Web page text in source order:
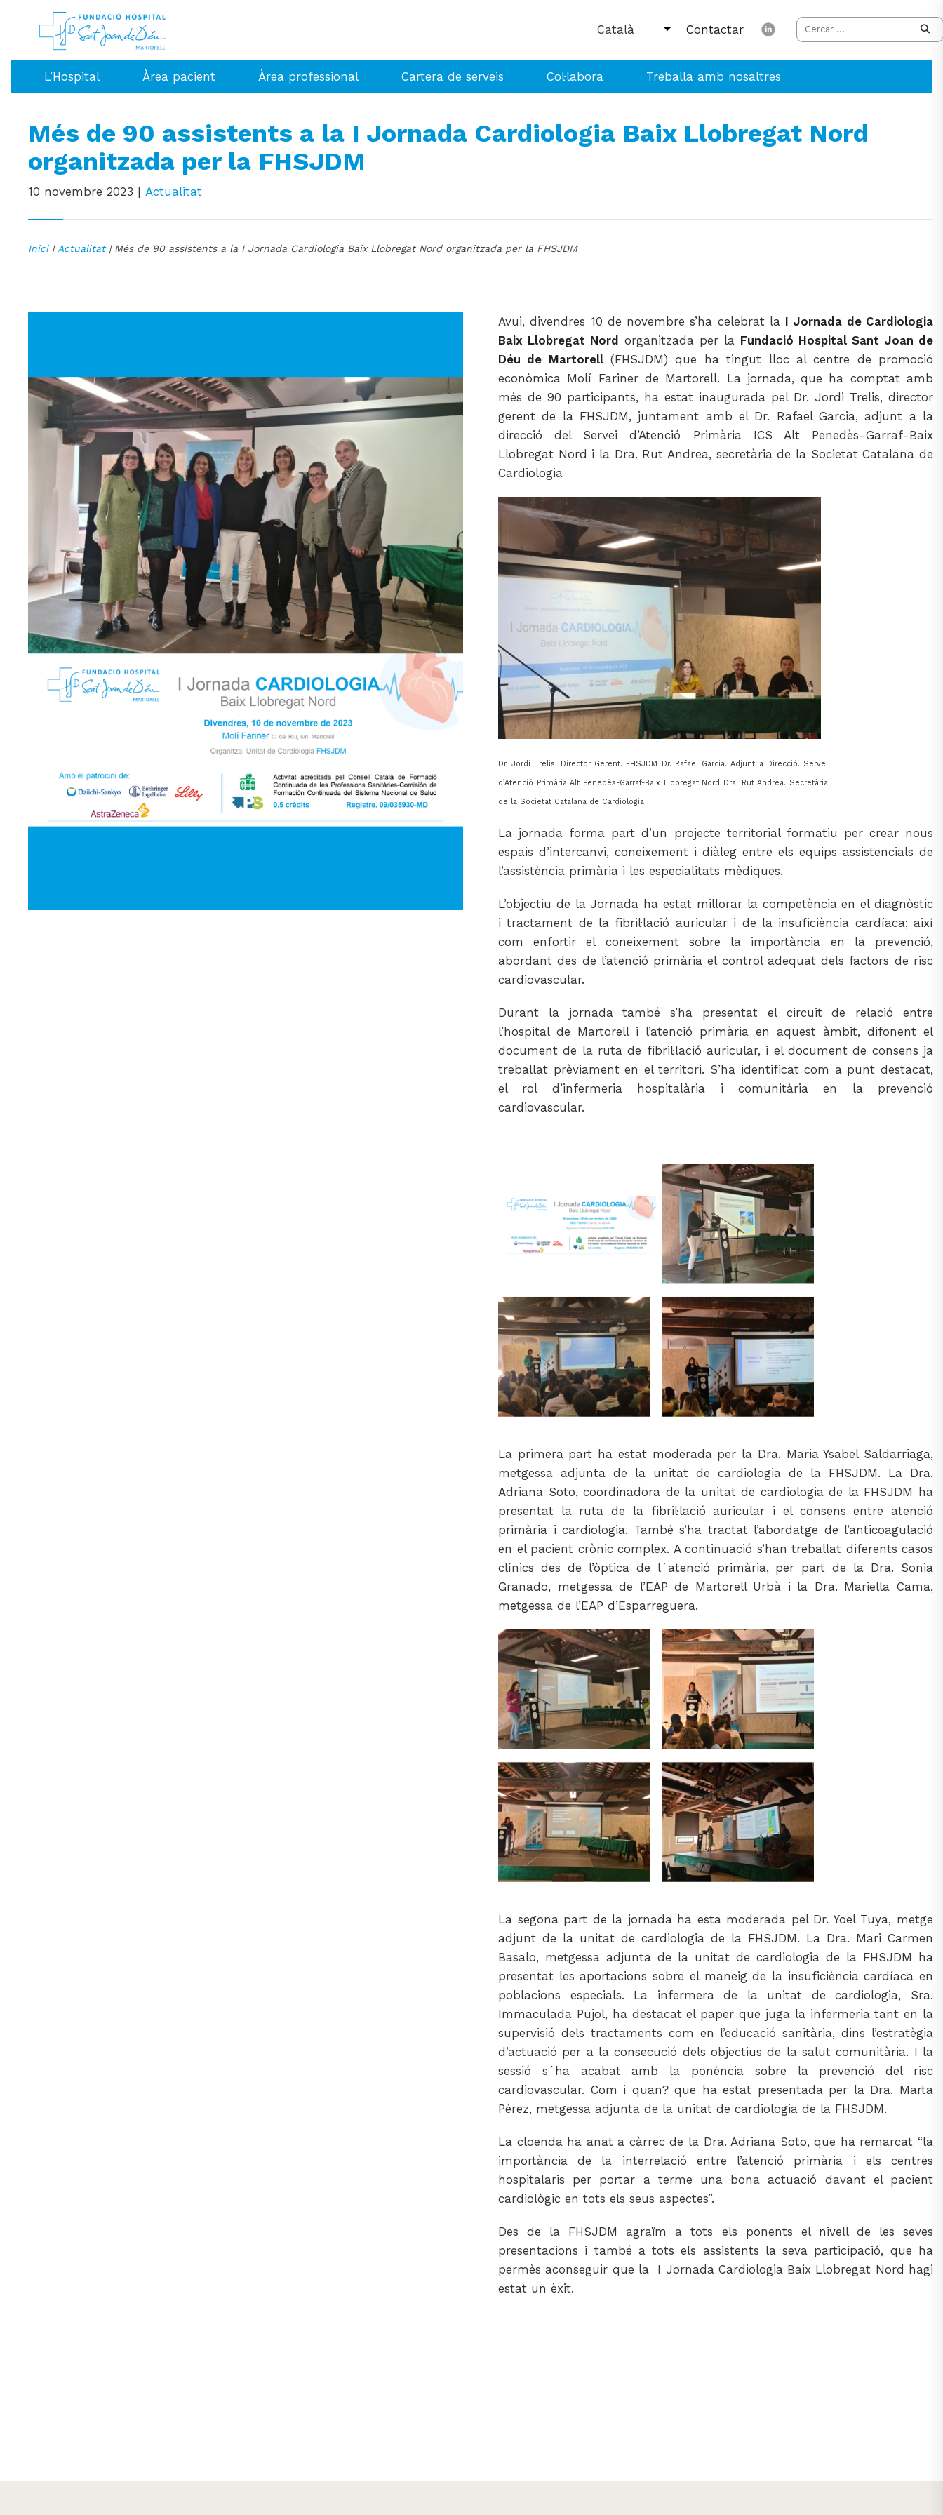
Contactar
L’Hospital Àrea pacient Àrea professional Cartera de serveis Col·labora Treballa amb nosaltres
Més de 90 assistents a la I Jornada Cardiologia Baix Llobregat Nord
organitzada per la FHSJDM
10 novembre 2023 Actualitat
Inici| Actualitat| Més de 90 assistents a la I Jornada Cardiologia Baix Llobregat Nord organitzada per la FHSJDM
Avui, divendres 10 de novembre s’ha celebrat la I Jornada de Cardiologia
Baix Llobregat Nord organitzada per la Fundació Hospital Sant Joan de
Déu de Martorell(FHSJDM) que ha tingut lloc al centre de promoció
econòmica Molí Fariner de Martorell. La jornada, que ha comptat amb
més de 90 participants, ha estat inaugurada pel Dr. Jordi Trelis, director
gerent de la FHSJDM, juntament amb el Dr. Rafael Garcia, adjunt a la
direcció del Servei d’Atenció Primària ICS Alt Penedès-Garraf-Baix
Llobregat Nord i la Dra. Rut Andrea, secretària de la Societat Catalana de
Cardiologia
Dr. Jordi Trelis. Director Gerent. FHSJDM Dr. Rafael Garcia. Adjunt a Direcció. Servei
d’Atenció Primària Alt Penedès-Garraf-Baix Llobregat Nord Dra. Rut Andrea. Secretària
de la Societat Catalana de Cardiologia
La jornada forma part d’un projecte territorial formatiu per crear nous
espais d’intercanvi, coneixement i diàleg entre els equips assistencials de
l’assistència primària i les especialitats mèdiques.
L’objectiu de la Jornada ha estat millorar la competència en el diagnòstic
i tractament de la fibril·lació auricular i de la insuficiència cardíaca; així
com enfortir el coneixement sobre la importància en la prevenció,
abordant des de l’atenció primària el control adequat dels factors de risc
cardiovascular.
Durant la jornada també s’ha presentat el circuit de relació entre
l’hospital de Martorell i l’atenció primària en aquest àmbit, difonent el
document de la ruta de fibril·lació auricular, i el document de consens ja
treballat prèviament en el territori. S’ha identificat com a punt destacat,
el rol d’infermeria hospitalària i comunitària en la prevenció
cardiovascular.
La primera part ha estat moderada per la Dra. Maria Ysabel Saldarriaga,
metgessa adjunta de la unitat de cardiologia de la FHSJDM. La Dra.
Adriana Soto, coordinadora de la unitat de cardiologia de la FHSJDM ha
presentat la ruta de la fibril·lació auricular i el consens entre atenció
primària i cardiologia. També s’ha tractat l’abordatge de l’anticoagulació
en el pacient crònic complex. A continuació s’han treballat diferents casos
clínics des de l’òptica de l´atenció primària, per part de la Dra. Sonia
Granado, metgessa de l’EAP de Martorell Urbà i la Dra. Mariella Cama,
metgessa de l’EAP d’Esparreguera.
La segona part de la jornada ha esta moderada pel Dr. Yoel Tuya, metge
adjunt de la unitat de cardiologia de la FHSJDM. La Dra. Mari Carmen
Basalo, metgessa adjunta de la unitat de cardiologia de la FHSJDM ha
presentat les aportacions sobre el maneig de la insuficiència cardíaca en
poblacions especials. La infermera de la unitat de cardiologia, Sra.
Immaculada Pujol, ha destacat el paper que juga la infermeria tant en la
supervisió dels tractaments com en l’educació sanitària, dins l’estratègia
d’actuació per a la consecució dels objectius de la salut comunitària. I la
sessió s´ha acabat amb la ponència sobre la prevenció del risc
cardiovascular. Com i quan? que ha estat presentada per la Dra. Marta
Pérez, metgessa adjunta de la unitat de cardiologia de la FHSJDM.
La cloenda ha anat a càrrec de la Dra. Adriana Soto, que ha remarcat “la
importància de la interrelació entre l’atenció primària i els centres
hospitalaris per portar a terme una bona actuació davant el pacient
cardiològic en tots els seus aspectes”.
Des de la FHSJDM agraïm a tots els ponents el nivell de les seves
presentacions i també a tots els assistents la seva participació, que ha
permès aconseguir que la I Jornada Cardiologia Baix Llobregat Nord hagi
estat un èxit.